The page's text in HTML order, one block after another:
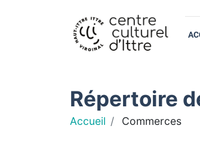
Répertoire
Accueil Commerces